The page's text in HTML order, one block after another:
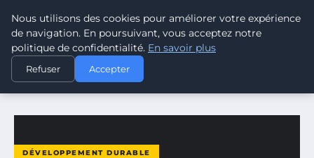
CLIMATE GUARDIAN
ACCUEIL
DÉVELOPPEMENT DURABLE
DIMINUER NOTRE EMPREINTE CARBONE
DÉVELOPPEMENT DURABLE
Nous utilisons des cookies pour améliorer votre expérience
de navigation. En poursuivant, vous acceptez notre
politique de confidentialité. En savoir plus
Refuser Accepter